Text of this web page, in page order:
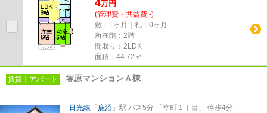
万円
(管理費・共益費 -)
敷：1ヶ月｜礼：0ヶ月
所在階：2階
間取り：2LDK
面積：44.72㎡
賃貸｜アパート 塚原マンションＡ棟
日光線 「 鹿沼 」駅 バス5分 「幸町１丁目」 停歩4分